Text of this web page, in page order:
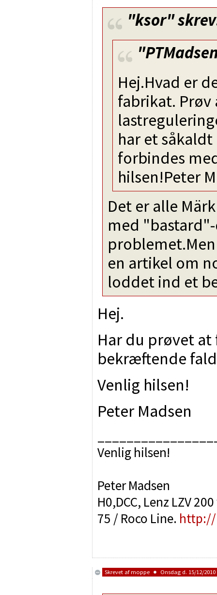
"ksor"
Hej.Hvad er
fabrikat.
har et
forbindes
hilsen!Peter
Det er alle
med
en artikel om
loddet ind et
Hej.
Har du prøvet
bekræftende
Venlig hilsen!
Peter Madsen
Venlig hilsen!
Peter Madsen
H0,DCC, Lenz LZV
75 / Roco Line. http://
Skrevet afmoppe Onsdag d. 15/12/2010